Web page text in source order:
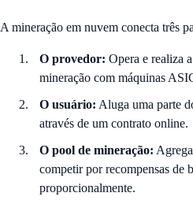
A mineração em nuvem conecta três
O provedor: Opera e realiza
mineração com máquinas
O usuário: Aluga uma parte
através de um contrato online.
O pool de mineração:
competir por recompensas de
proporcionalmente.